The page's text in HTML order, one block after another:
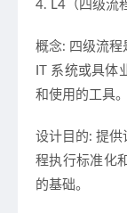
4. L4（四级流
概念: 四级流程
IT 系统或具
和使用的工具。
设计目的: 提供
程执行标准化
的基础。